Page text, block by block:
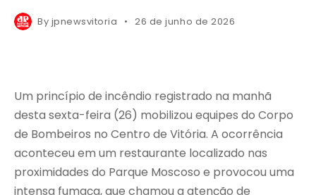
By jpnewsvitoria 26 de junho de 2026
Um princípio de incêndio registrado na manhã
desta sexta-feira (26) mobilizou equipes do Corpo
de Bombeiros no Centro de Vitória. A ocorrência
aconteceu em um restaurante localizado nas
proximidades do Parque Moscoso e provocou uma
intensa fumaça, que chamou a atenção de